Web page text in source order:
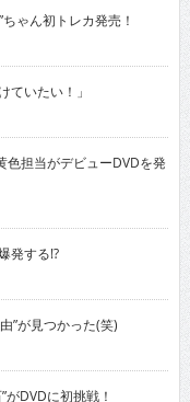
ゃん初トレカ発売！
いたい！」
担当がデビューDVDを発
発する!?
”が見つかった(笑)
DVDに初挑戦！